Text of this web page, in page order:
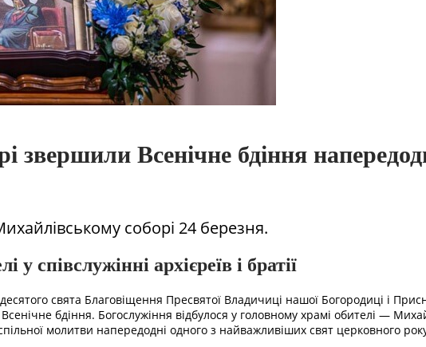
звершили Всенічне бдіння
соборі 24 березня.
співслужінні архієреїв і братії
свята Благовіщення Пресвятої Владичиці нашої Богородиці і
бдіння. Богослужіння відбулося у головному храмі обителі —
молитви напередодні одного з найважливіших свят церковного